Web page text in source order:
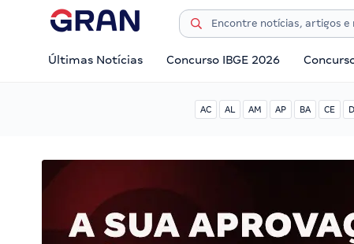
Últimas Notícias Concurso IBGE 2026
AC AL AM AP BA CE